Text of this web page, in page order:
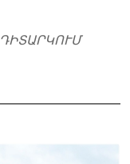
ԴԻՏԱՐԿՈՒՄ